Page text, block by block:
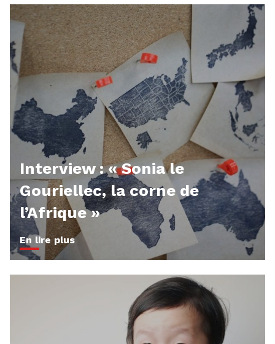
Interview : « Sonia le
Gouriellec, la corne de
l’Afrique »
En lire plus